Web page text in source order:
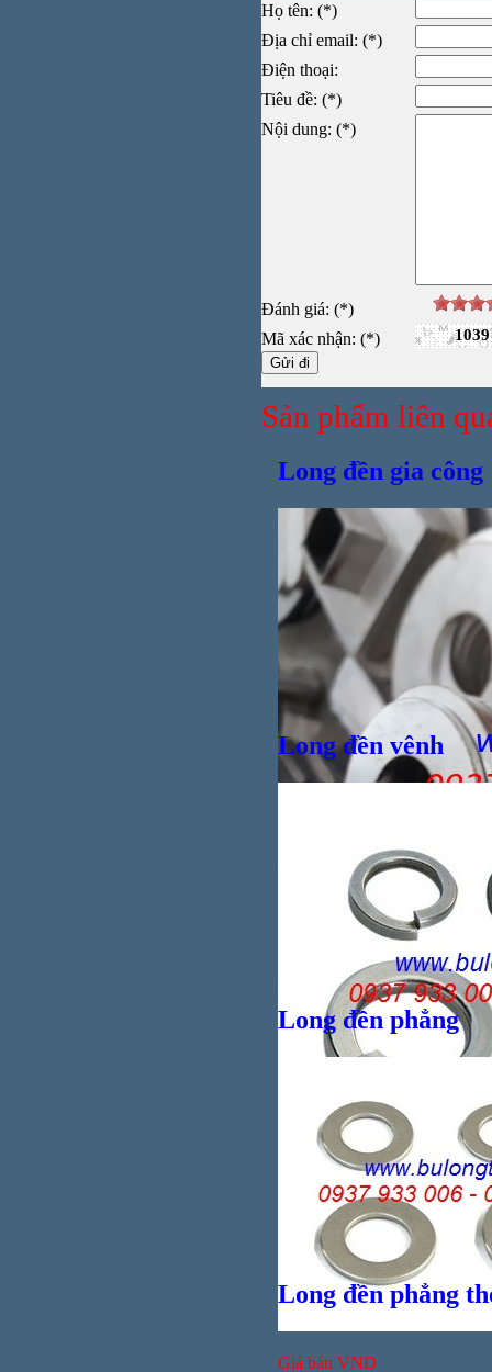
Vít
Ống
Họ tên: (*)
Địa chỉ email: (*)
Điện thoại:
Tiêu đề: (*)
Nội dung: (*)
Đánh giá: (*)
Mã xác nhận: (*)
1039
Sản phẩm liên
Long đền gia công
Giá bánVND
Long đền vênh
Giá bánVND
Long đền phẳng
Giá bán VND
Long đền phẳng